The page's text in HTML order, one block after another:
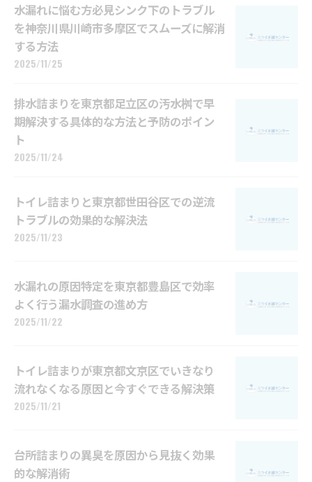
水漏れに悩む方必見シンク下のトラブル
を神奈川県川崎市多摩区でスムーズに解消
する方法
2025/11/25
排水詰まりを東京都足立区の汚水桝で早
期解決する具体的な方法と予防のポイン
ト
2025/11/24
トイレ詰まりと東京都世田谷区での逆流
トラブルの効果的な解決法
2025/11/23
水漏れの原因特定を東京都豊島区で効率
よく行う漏水調査の進め方
2025/11/22
トイレ詰まりが東京都文京区でいきなり
流れなくなる原因と今すぐできる解決策
2025/11/21
台所詰まりの異臭を原因から見抜く効果
的な解消術